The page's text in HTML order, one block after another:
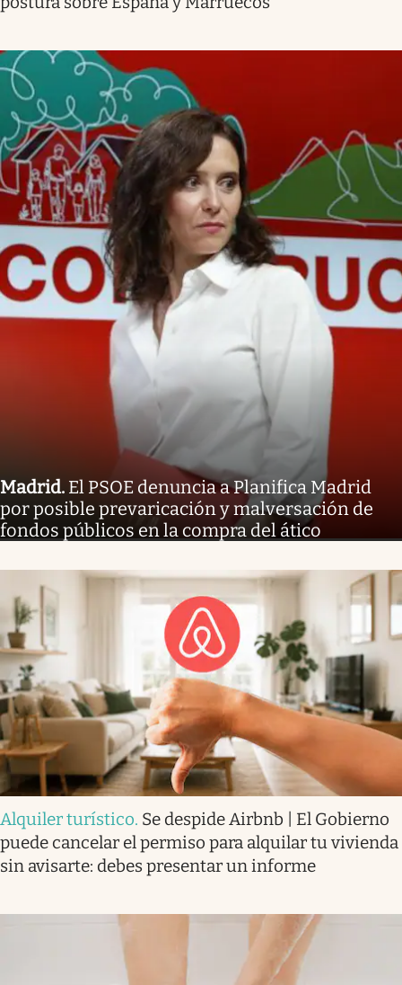
Madrid. El PSOE denuncia a Planifica Madrid
por posible prevaricación y malversación de
fondos públicos en la compra del ático
Alquiler turístico. Se despide Airbnb | El Gobierno
puede cancelar el permiso para alquilar tu vivienda
sin avisarte: debes presentar un informe